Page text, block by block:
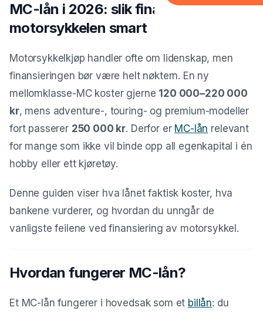
Møbler
El-sykkel
Forsikring
Gjeldsordning
MC-lån i 2026: slik finansierer du
motorsykkelen smart
Motorsykkelkjøp handler ofte om lidenskap, men
finansieringen bør være helt nøktern. En ny
mellomklasse-MC koster gjerne 120 000–220 000
kr, mens adventure-, touring- og premium-modeller
fort passerer 250 000 kr. Derfor er MC-lån relevant
for mange som ikke vil binde opp all egenkapital i én
hobby eller ett kjøretøy.
Denne guiden viser hva lånet faktisk koster, hva
bankene vurderer, og hvordan du unngår de
vanligste feilene ved finansiering av motorsykkel.
Hvordan fungerer MC-lån?
Et MC-lån fungerer i hovedsak som et billån: du